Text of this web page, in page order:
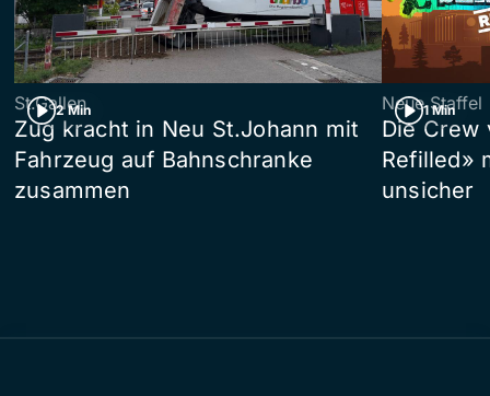
2 Min
St.Gallen
Zug kracht in Neu St.Johann mit
Fahrzeug auf Bahnschranke
zusammen
1 Min
Neue Staffel
Die Crew
Refilled»
unsicher